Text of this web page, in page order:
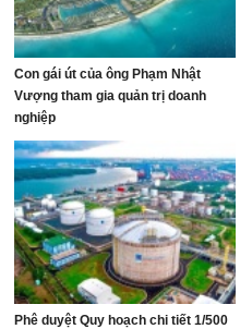
Con gái út của ông Phạm Nhật
Vượng tham gia quản trị doanh
nghiệp
Phê duyệt Quy hoạch chi tiết 1/500